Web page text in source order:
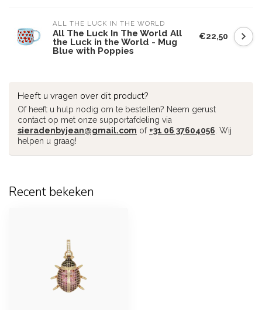
ALL THE LUCK IN THE WORLD
All The Luck In The World All
the Luck in the World - Mug
Blue with Poppies
€22,50
Heeft u vragen over dit product?
Of heeft u hulp nodig om te bestellen? Neem gerust
contact op met onze supportafdeling via
sieradenbyjean@gmail.com of +31 06 37604056 . Wij
helpen u graag!
Recent bekeken